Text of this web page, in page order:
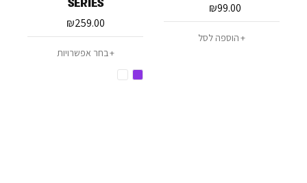
₪99.00
הוספה לסל
SERIES
₪259.00
בחר אפשרויות